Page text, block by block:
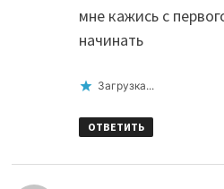
мне кажись с
начинать
Загрузка...
ОТВЕТИТЬ